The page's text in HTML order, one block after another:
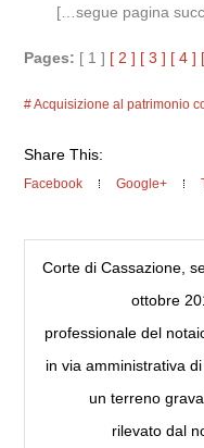
[…segue pagina
Pages: [ 1 ] [ 2 ] [ 3 ] [ 4 ]
Acquisizione al patrimonio
Share This:
Facebook Google+
Corte di Cassazione,
ottobre
professionale del
in via amministrativa
un terreno
rilevato dal